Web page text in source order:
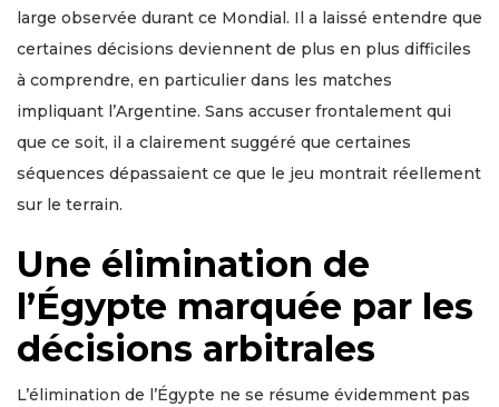
large observée durant ce Mondial. Il a laissé entendre que
certaines décisions deviennent de plus en plus difficiles
à comprendre, en particulier dans les matches
impliquant l’Argentine. Sans accuser frontalement qui
que ce soit, il a clairement suggéré que certaines
séquences dépassaient ce que le jeu montrait réellement
sur le terrain.
Une élimination de
l’Égypte marquée par les
décisions arbitrales
L’élimination de l’Égypte ne se résume évidemment pas